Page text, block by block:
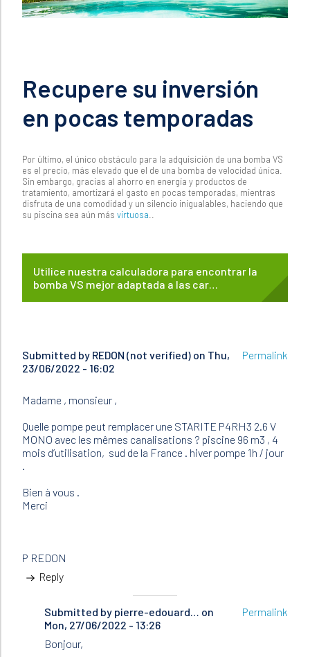
Recupere su inversión
en pocas temporadas
Por último, el único obstáculo para la adquisición de una bomba VS
es el precio, más elevado que el de una bomba de velocidad única.
Sin embargo, gracias al ahorro en energía y productos de
tratamiento, amortizará el gasto en pocas temporadas, mientras
disfruta de una comodidad y un silencio inigualables, haciendo que
su piscina sea aún más virtuosa..
Utilice nuestra calculadora para encontrar la
bomba VS mejor adaptada a las car…
Submitted by REDON (not verified) on Thu,
23/06/2022 - 16:02
Permalink
Madame , monsieur ,
Quelle pompe peut remplacer une STARITE P4RH3 2.6 V
MONO avec les mêmes canalisations ? piscine 96 m3 , 4
mois d’utilisation, sud de la France . hiver pompe 1h / jour
.
Bien à vous .
Merci
P REDON
Reply
Submitted by pierre-edouard… on
Mon, 27/06/2022 - 13:26
In
reply
to
Permalink
Bonjour,